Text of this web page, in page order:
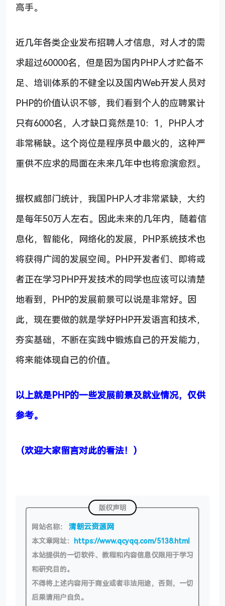
高手。
近几年各类企业发布招聘人才信息，对人才的需
求超过60000名，但是因为国内PHP人才贮备不
足、培训体系的不健全以及国内Web开发人员对
PHP的价值认识不够，我们看到个人的应聘累计
只有6000名，人才缺口竟然是10：1，PHP人才
非常稀缺。这个岗位是程序员中最火的，这种严
重供不应求的局面在未来几年中也将愈演愈烈。
据权威部门统计，我国PHP人才非常紧缺，大约
是每年50万人左右。因此未来的几年内，随着信
息化，智能化，网络化的发展，PHP系统技术也
将获得广阔的发展空间。PHP开发者们、即将或
者正在学习PHP开发技术的同学也应该可以清楚
地看到，PHP的发展前景可以说是非常好。因
此，现在要做的就是学好PHP开发语言和技术，
夯实基础，不断在实践中锻炼自己的开发能力，
将来能体现自己的价值。
以上就是PHP的一些发展前景及就业情况，仅供
参考。
（欢迎大家留言对此的看法！）
版权声明
网站名称： 清朝云资源网
本文章网址： https://www.qcyqq.com/5138.html
本站提供的一切软件、教程和内容信息仅限用于学习
和研究目的。
不得将上述内容用于商业或者非法用途，否则，一切
后果请用户自负。